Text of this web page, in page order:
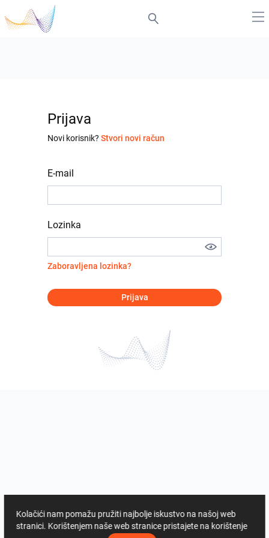
Prijava
Novi korisnik? Stvori novi račun
E-mail
Lozinka
Zaboravljena lozinka?
Prijava
Kolačići nam pomažu pružiti najbolje iskustvo na našoj web
stranici. Korištenjem naše web stranice pristajete na korištenje